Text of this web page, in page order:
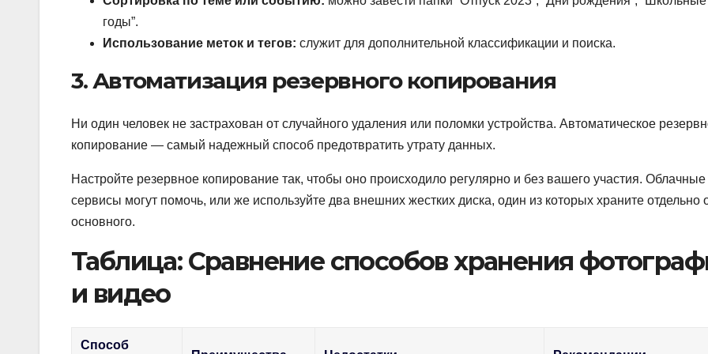
годы”.
Использование меток и тегов: служит для дополнительной классификации и поиска.
3. Автоматизация резервного копирования
Ни один человек не застрахован от случайного удаления или поломки устройства. Автоматическое
копирование — самый надежный способ предотвратить утрату данных.
Настройте резервное копирование так, чтобы оно происходило регулярно и без вашего участия. Облачные
сервисы могут помочь, или же используйте два внешних жестких диска, один из которых храните отдельно
основного.
Таблица: Сравнение способов хранения
и видео
Способ